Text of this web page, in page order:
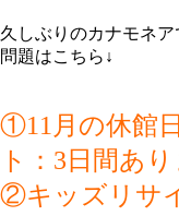
久しぶりのカナモネア
問題はこちら↓
①11月の休館
ト：3日間あり
②キッズリサ